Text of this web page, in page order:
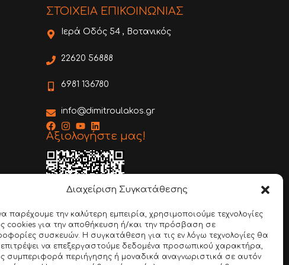
Διαχείριση Συγκατάθεσης
παρέχουμε την καλύτερη εμπειρία, χρησιμοποιούμε τεχνολογίες
cookies για την αποθήκευση ή/και την πρόσβαση σε
συσκευών. Η συγκατάθεση για τις εν λόγω τεχνολογίες θα
να επεξεργαστούμε δεδομένα προσωπικού χαρακτήρα,
συμπεριφορά περιήγησης ή μοναδικά αναγνωριστικά σε αυτόν
ΣΤΟΙΧΕΙΑ ΕΠΙΚΟΙΝΩΝΙΑΣ
Ιερά Οδός 54 , Βοτανικός
22620 56888
6981 136780
info@dimitroulakos.gr
Αξιολογήστε μας!
Google Review